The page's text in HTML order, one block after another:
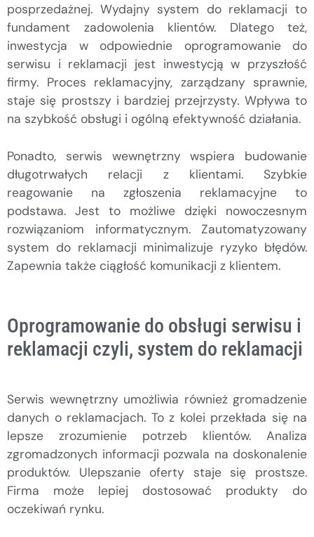
posprzedażnej. Wydajny system do reklamacji to
fundament zadowolenia klientów. Dlatego też,
inwestycja w odpowiednie oprogramowanie do
serwisu i reklamacji jest inwestycją w przyszłość
firmy. Proces reklamacyjny, zarządzany sprawnie,
staje się prostszy i bardziej przejrzysty. Wpływa to
na szybkość obsługi i ogólną efektywność działania.
Ponadto, serwis wewnętrzny wspiera budowanie
długotrwałych relacji z klientami. Szybkie
reagowanie na zgłoszenia reklamacyjne to
podstawa. Jest to możliwe dzięki nowoczesnym
rozwiązaniom informatycznym. Zautomatyzowany
system do reklamacji minimalizuje ryzyko błędów.
Zapewnia także ciągłość komunikacji z klientem.
Oprogramowanie do obsługi serwisu i
reklamacji czyli, system do reklamacji
Serwis wewnętrzny umożliwia również gromadzenie
danych o reklamacjach. To z kolei przekłada się na
lepsze zrozumienie potrzeb klientów. Analiza
zgromadzonych informacji pozwala na doskonalenie
produktów. Ulepszanie oferty staje się prostsze.
Firma może lepiej dostosować produkty do
oczekiwań rynku.